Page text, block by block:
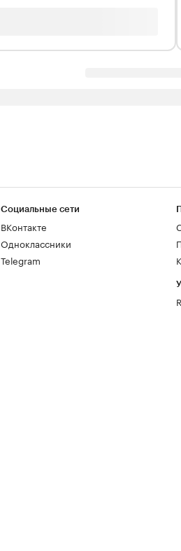
Социальные сети
ВКонтакте
Одноклассники
Telegram